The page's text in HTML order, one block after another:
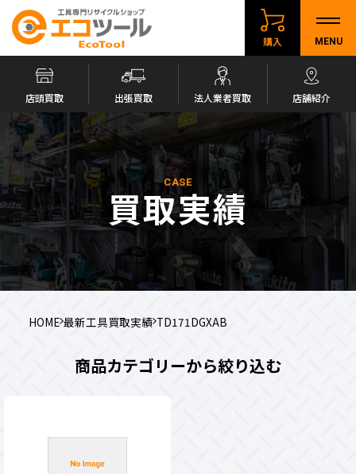
購入 MENU
店頭買取 出張買取 法人業者買取 店舗紹介
CASE
買取実績
HOME 最新工具買取実績 TD171DGXAB
商品カテゴリーから絞り込む